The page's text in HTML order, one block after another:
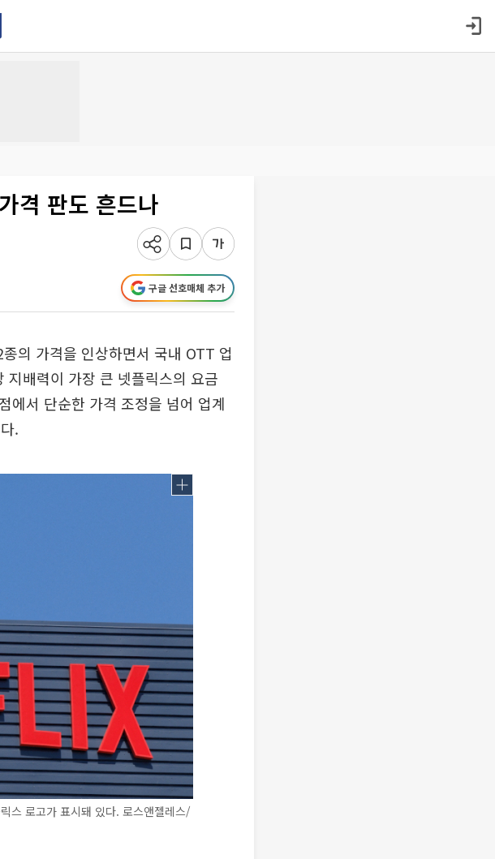
격 판도 흔드나
구글 선호매체 추가
의 가격을 인상하면서 국내 OTT 업
배력이 가장 큰 넷플릭스의 요금
에서 단순한 가격 조정을 넘어 업계
.
스 로고가 표시돼 있다. 로스앤젤레스/